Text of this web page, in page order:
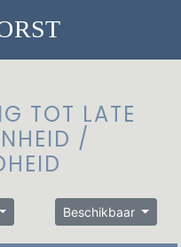
TOT LATE
/
Beschikbaar